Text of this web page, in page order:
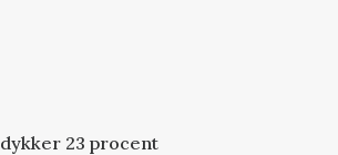
23 procent